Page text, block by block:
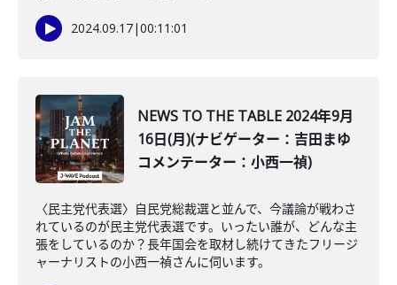
2024.09.17|00:11:01
NEWS TO THE TABLE 2024年9月
16日(月)(ナビゲーター：吉田まゆ
コメンテーター：小西一禎)
〈民主党代表選〉自民党総裁選と並んで、今議論が戦わさ
れているのが民主党代表選です。いったい誰が、どんな主
張をしているのか？長年国会を取材し続けてきたフリージ
ャーナリストの小西一禎さんに伺います。